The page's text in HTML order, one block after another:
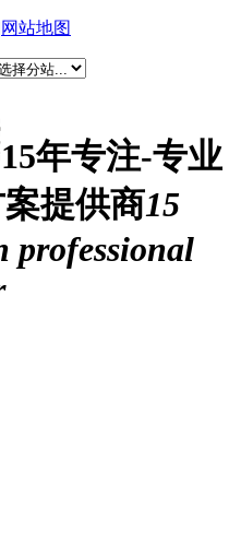
网站地图
15年专注-专业
提供商15
professional